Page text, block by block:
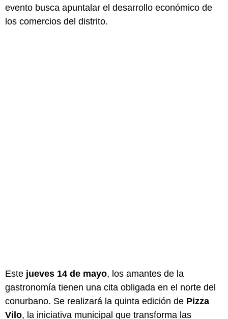
evento busca apuntalar el desarrollo económico de
los comercios del distrito.
Este jueves 14 de mayo, los amantes de la
gastronomía tienen una cita obligada en el norte del
conurbano. Se realizará la quinta edición de Pizza
Vilo, la iniciativa municipal que transforma las